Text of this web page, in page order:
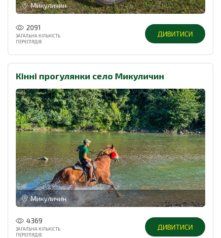
Микуличин
2091
ЗАГАЛЬНА КІЛЬКІСТЬ
ПЕРЕГЛЯДІВ
ДИВИТИСИ
Кінні прогулянки село Микуличин
Микуличин
4369
ЗАГАЛЬНА КІЛЬКІСТЬ
ПЕРЕГЛЯДІВ
ДИВИТИСИ